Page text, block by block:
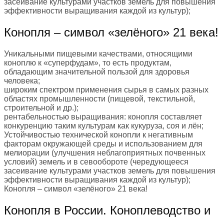
эффективности выращивания каждой из культур);
Конопля – символ «зелёного» 21 века!
Уникальными пищевыми качествами, относящими
коноплю к «суперфудам», то есть продуктам,
обладающим значительной пользой для здоровья
человека;
широким спектром применения сырья в самых разных
областях промышленности (пищевой, текстильной,
строительной и др.);
рентабельностью выращивания: конопля составляет
конкуренцию таким культурам как кукуруза, соя и лён;
Устойчивостью технической конопли к негативным
факторам окружающей среды и использованием для
мелиорации (улучшения неблагоприятных почвенных
условий) земель и в севообороте (чередующееся
засеивание культурами участков земель для повышения
эффективности выращивания каждой из культур);
Конопля – символ «зелёного» 21 века!
Конопля в России. Коноплеводство и